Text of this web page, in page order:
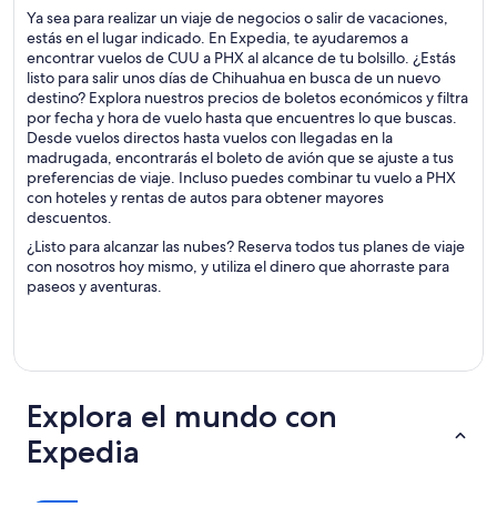
Ya sea para realizar un viaje de negocios o salir de vacaciones,
estás en el lugar indicado. En Expedia, te ayudaremos a
encontrar vuelos de CUU a PHX al alcance de tu bolsillo. ¿Estás
listo para salir unos días de Chihuahua en busca de un nuevo
destino? Explora nuestros precios de boletos económicos y filtra
por fecha y hora de vuelo hasta que encuentres lo que buscas.
Desde vuelos directos hasta vuelos con llegadas en la
madrugada, encontrarás el boleto de avión que se ajuste a tus
preferencias de viaje. Incluso puedes combinar tu vuelo a PHX
con hoteles y rentas de autos para obtener mayores
descuentos.
¿Listo para alcanzar las nubes? Reserva todos tus planes de viaje
con nosotros hoy mismo, y utiliza el dinero que ahorraste para
paseos y aventuras.
Explora el mundo con
Expedia